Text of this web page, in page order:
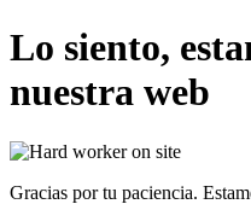
Lo siento,
nuestra web
Gracias por tu paciencia.